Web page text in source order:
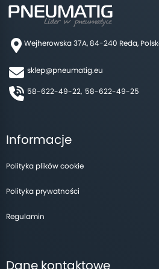
Wejherowska 37A, 84-240 Reda,
sklep@pneumatig.eu
58-622-49-22, 58-622-49-25
Informacje
Polityka plików cookie
Polityka prywatności
Regulamin
Dane kontaktowe